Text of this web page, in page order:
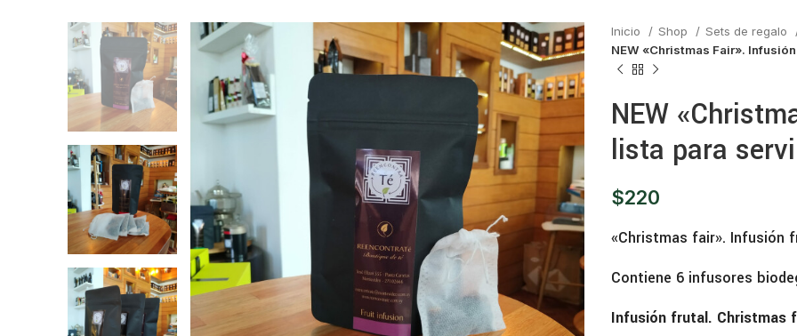
Inicio Shop
Sets de regalo
NEW «Christmas Fair».
NEW
lista para
$220
«Christmas fair». Infusión
Contiene 6 infusores
Infusión frutal. Christmas